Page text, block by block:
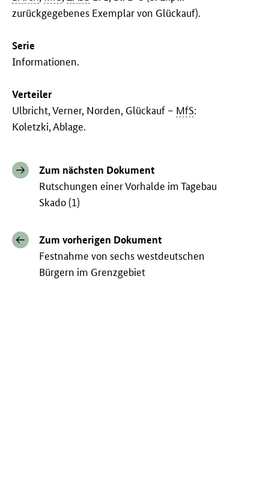
zurückgegebenes Exemplar von Glückauf).
Serie
Informationen.
Verteiler
Ulbricht, Verner, Norden, Glückauf – MfS:
Koletzki, Ablage.
Zum nächsten Dokument
Rutschungen einer Vorhalde im Tagebau
Skado (1)
Zum vorherigen Dokument
Festnahme von sechs westdeutschen
Bürgern im Grenzgebiet